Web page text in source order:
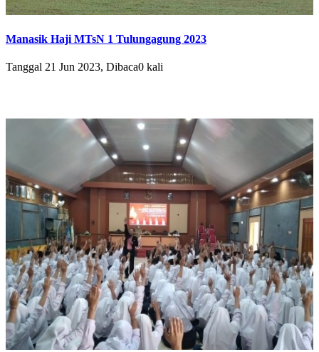
Manasik Haji MTsN 1 Tulungagung 2023
Tanggal 21 Jun 2023, Dibaca0 kali